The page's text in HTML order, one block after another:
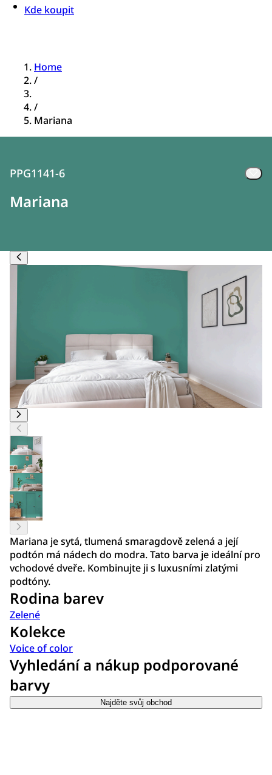
Kde koupit
Home
/
/
Mariana
PPG1141-6
Mariana
Mariana je sytá, tlumená smaragdově zelená a její
podtón má nádech do modra. Tato barva je ideální pro
vchodové dveře. Kombinujte ji s luxusními zlatými
podtóny.
Rodina barev
Zelené
Kolekce
Voice of color
Vyhledání a nákup podporované
barvy
Najděte svůj obchod